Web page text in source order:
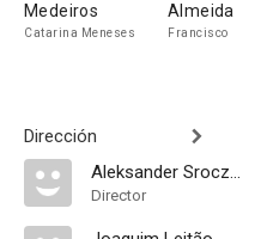
Medeiros
Catarina Meneses
Almeida
Francisco
Dirección
Aleksander Sroczynski
Director